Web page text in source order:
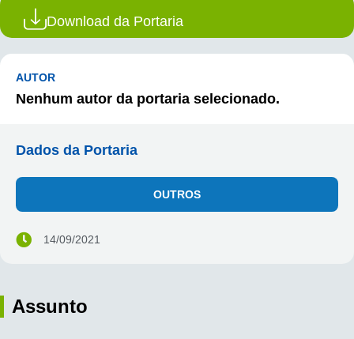
Download da Portaria
AUTOR
Nenhum autor da portaria selecionado.
Dados da Portaria
OUTROS
14/09/2021
Assunto